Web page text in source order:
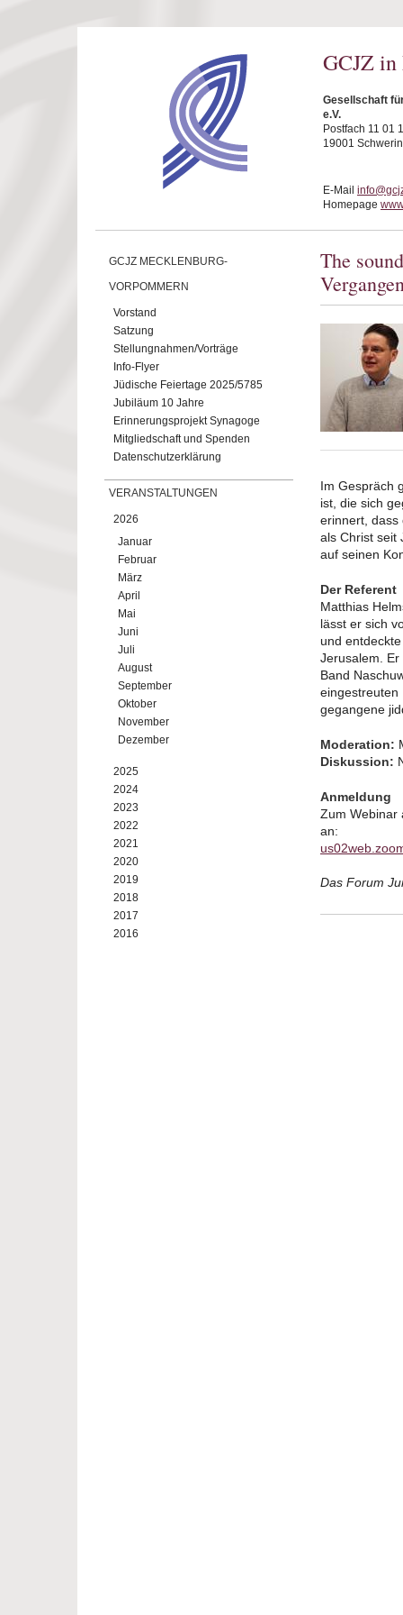
GCJZ in
Gesellschaft
e.V.
Postfach 11 01
19001 Schwerin
E-Mail
Homepage
GCJZ MECKLENBURG-
VORPOMMERN
Vorstand
Satzung
Stellungnahmen/Vorträge
Info-Flyer
Jüdische Feiertage 2025/5785
Jubiläum 10 Jahre
Erinnerungsprojekt Synagoge
Mitgliedschaft und Spenden
Datenschutzerklärung
VERANSTALTUNGEN
2026
Januar
Februar
März
April
Mai
Juni
Juli
August
September
Oktober
November
Dezember
2025
2024
2023
2022
2021
2020
2019
2018
2017
2016
The
Im Gespräch
ist, die sich
erinnert, dass
als Christ seit
auf seinen
Der Referent
Matthias
lässt er sich
und
Jerusalem.
Band
eingestreuten
gegangene
Moderation:
Diskussion:
Anmeldung
Zum Webinar
an:
Das Forum